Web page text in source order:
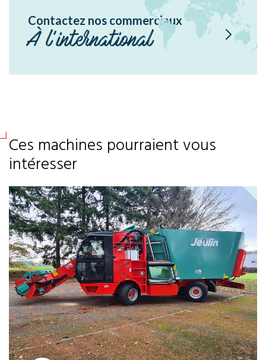
Contactez nos commerciaux
À l'international
Ces machines pourraient vous
intéresser